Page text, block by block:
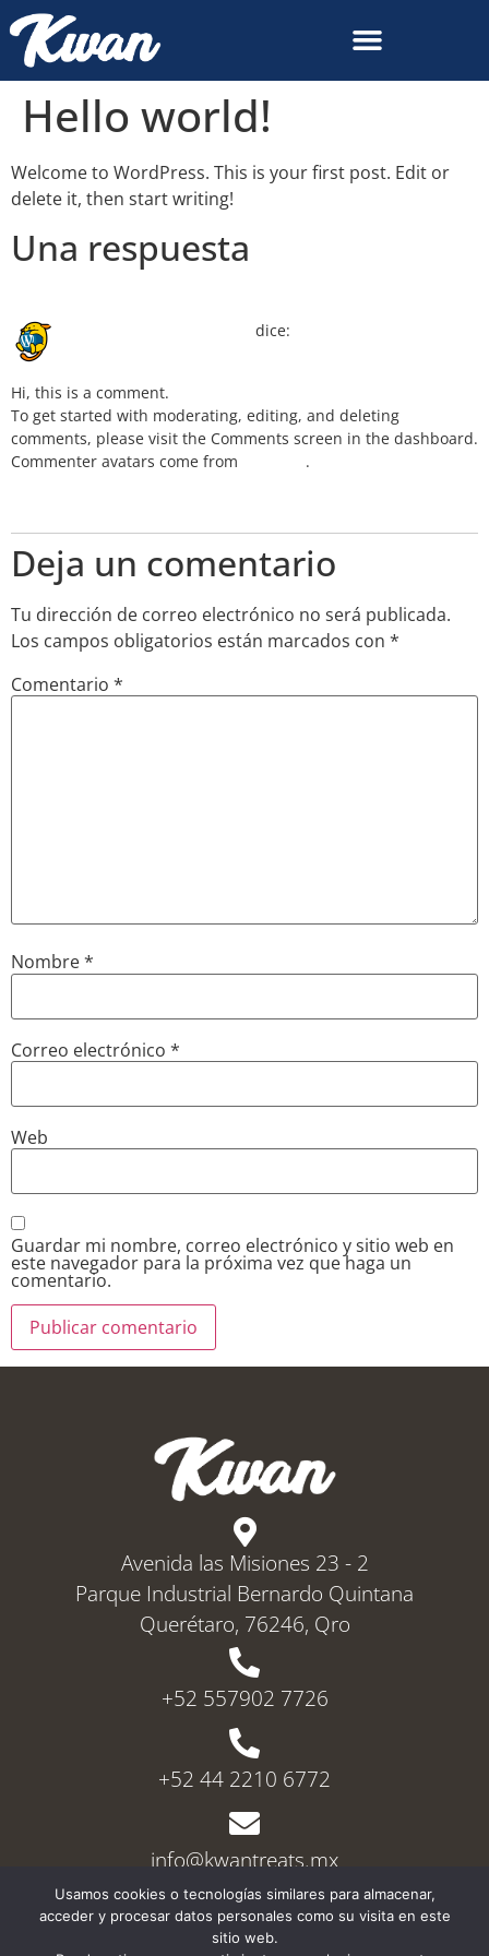
Hello world!
Welcome to WordPress. This is your first post. Edit or
delete it, then start writing!
Una respuesta
dice:
Hi, this is a comment.
To get started with moderating, editing, and deleting
comments, please visit the Comments screen in the dashboard.
Commenter avatars come from
.
Deja un comentario
Tu dirección de correo electrónico no será publicada.
Los campos obligatorios están marcados con *
Comentario *
Nombre*
Correo electrónico *
Web
Guardar mi nombre, correo electrónico y sitio web en
este navegador para la próxima vez que haga un
comentario.
Avenida las Misiones 23 - 2
Parque Industrial Bernardo Quintana
Querétaro, 76246, Qro
+52 557902 7726
+52 44 2210 6772
info@kwantreats.mx
Términos y Condiciones
Política de Privacidad
Usamos cookies o tecnologías similares para almacenar,
acceder y procesar datos personales como su visita en este
sitio web.